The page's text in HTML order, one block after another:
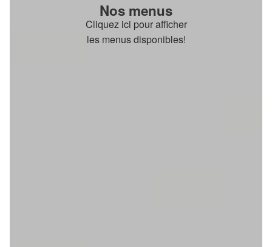
Nos menus
Cliquez ici pour afficher
les menus disponibles!